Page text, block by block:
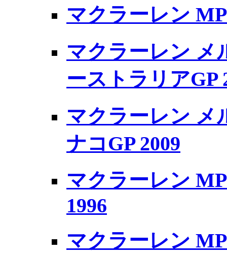
マクラーレン
マクラーレン メ
ーストラリアGP
マクラーレン メ
ナコGP 2009
マクラーレン
1996
マクラーレン